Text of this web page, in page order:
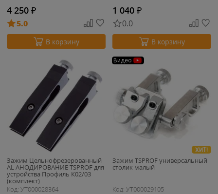
4 250 ₽
5.0
В корзину
1 040 ₽
0.0
В корзину
Зажим Цельнофрезерованный
AL АНОДИРОВАНИЕ TSPROF для
устройства Профиль К02/03
(комплект)
Код: УТ000028364
Видео
ХИТ!
Зажим TSPROF универсальный
столик малый
Код: УТ000029105